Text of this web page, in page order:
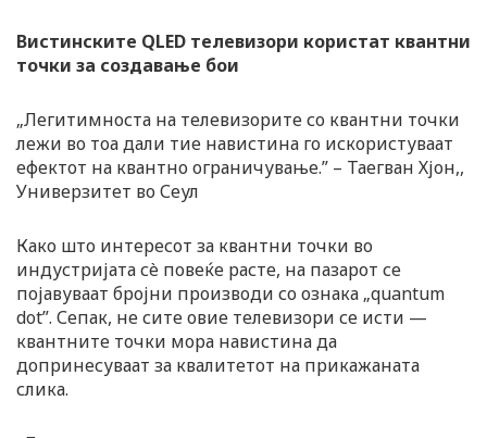
Вистинските QLED телевизори користат квантни
точки за создавање бои
„Легитимноста на телевизорите со квантни точки
лежи во тоа дали тие навистина го искористуваат
ефектот на квантно ограничување.” – Таегван Хјон,,
Универзитет во Сеул
Како што интересот за квантни точки во
индустријата сè повеќе расте, на пазарот се
појавуваат бројни производи со ознака „quantum
dot”. Сепак, не сите овие телевизори се исти —
квантните точки мора навистина да
допринесуваат за квалитетот на прикажаната
слика.